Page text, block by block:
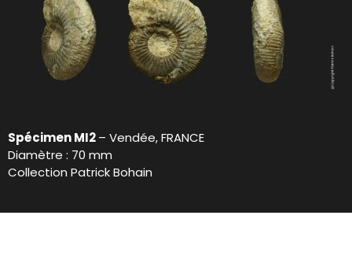
Spécimen MI2– Vendée, FRANCE
Diamètre : 70 mm
Collection Patrick Bohain